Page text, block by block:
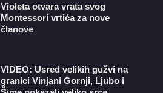
Violeta otvara vrata svog
Montessori vrtića za nove
članove
VIDEO: Usred velikih gužvi na
granici Vinjani Gornji, Ljubo i